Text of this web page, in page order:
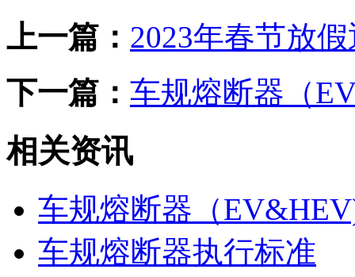
上一篇： 2023年春节放
下一篇： 车规熔断器（
相关资讯
车规熔断器（
车规熔断器执行标准